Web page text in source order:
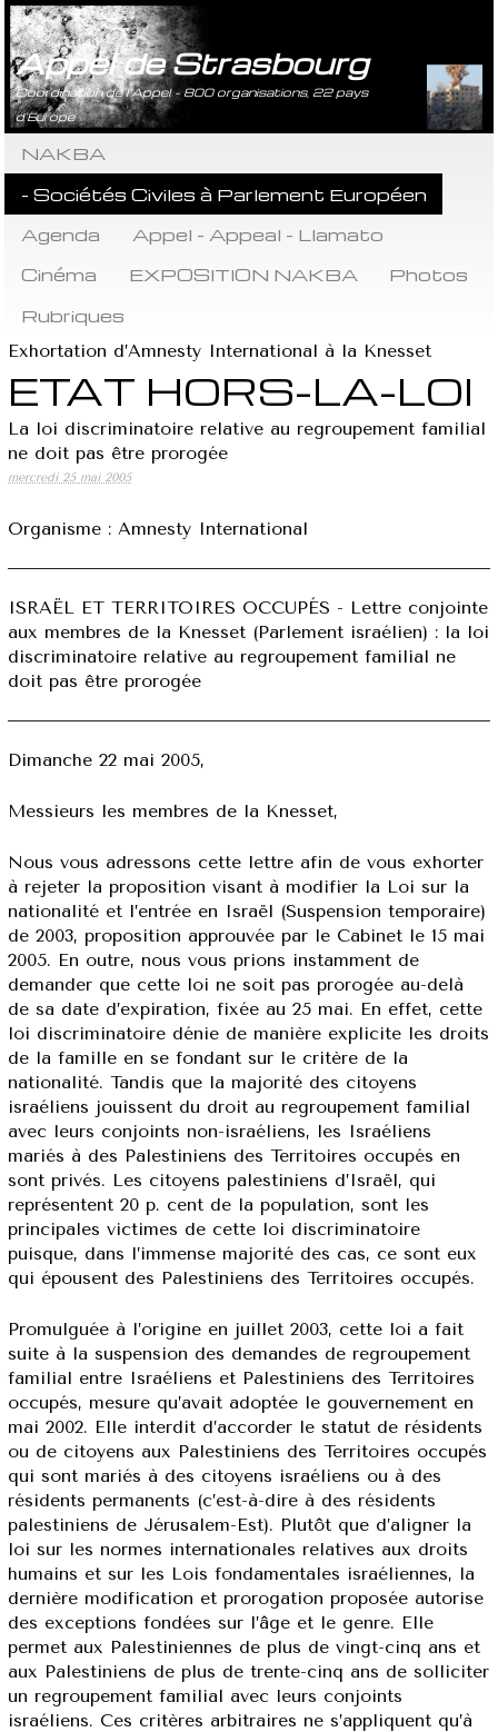
Appel de Strasbourg
Coordination de l’Appel - 800 organisations, 22 pays
d’Europe
NAKBA
- Sociétés Civiles à Parlement Européen
Agenda
Appel - Appeal - Llamato
Cinéma
EXPOSITION NAKBA
Photos
Rubriques
Exhortation d’Amnesty International à la Knesset
ETAT HORS-LA-LOI
La loi discriminatoire relative au regroupement familial
ne doit pas être prorogée
mercredi 25 mai 2005
Organisme : Amnesty International
ISRAËL ET TERRITOIRES OCCUPÉS - Lettre conjointe
aux membres de la Knesset (Parlement israélien) : la loi
discriminatoire relative au regroupement familial ne
doit pas être prorogée
Dimanche 22 mai 2005,
Messieurs les membres de la Knesset,
Nous vous adressons cette lettre afin de vous exhorter
à rejeter la proposition visant à modifier la Loi sur la
nationalité et l’entrée en Israël (Suspension temporaire)
de 2003, proposition approuvée par le Cabinet le 15 mai
2005. En outre, nous vous prions instamment de
demander que cette loi ne soit pas prorogée au-delà
de sa date d’expiration, fixée au 25 mai. En effet, cette
loi discriminatoire dénie de manière explicite les droits
de la famille en se fondant sur le critère de la
nationalité. Tandis que la majorité des citoyens
israéliens jouissent du droit au regroupement familial
avec leurs conjoints non-israéliens, les Israéliens
mariés à des Palestiniens des Territoires occupés en
sont privés. Les citoyens palestiniens d’Israël, qui
représentent 20 p. cent de la population, sont les
principales victimes de cette loi discriminatoire
puisque, dans l’immense majorité des cas, ce sont eux
qui épousent des Palestiniens des Territoires occupés.
Promulguée à l’origine en juillet 2003, cette loi a fait
suite à la suspension des demandes de regroupement
familial entre Israéliens et Palestiniens des Territoires
occupés, mesure qu’avait adoptée le gouvernement en
mai 2002. Elle interdit d’accorder le statut de résidents
ou de citoyens aux Palestiniens des Territoires occupés
qui sont mariés à des citoyens israéliens ou à des
résidents permanents (c’est-à-dire à des résidents
palestiniens de Jérusalem-Est). Plutôt que d’aligner la
loi sur les normes internationales relatives aux droits
humains et sur les Lois fondamentales israéliennes, la
dernière modification et prorogation proposée autorise
des exceptions fondées sur l’âge et le genre. Elle
permet aux Palestiniennes de plus de vingt-cinq ans et
aux Palestiniens de plus de trente-cinq ans de solliciter
un regroupement familial avec leurs conjoints
israéliens. Ces critères arbitraires ne s’appliquent qu’à